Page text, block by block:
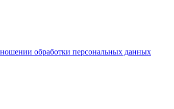
обработки персональных данных